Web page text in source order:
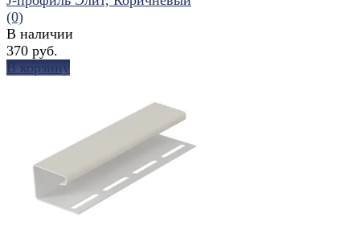
избранное сравнить
(0)
В наличии
370 руб.
В корзину